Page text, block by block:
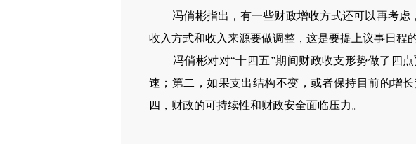
冯俏彬指出，有一些财政增收方式还可以再考虑
收入方式和收入来源要做调整，这是要提上议事日程的
冯俏彬对对“十四五”期间财政收支形势做了四点
速；第二，如果支出结构不变，或者保持目前的增
四，财政的可持续性和财政安全面临压力。